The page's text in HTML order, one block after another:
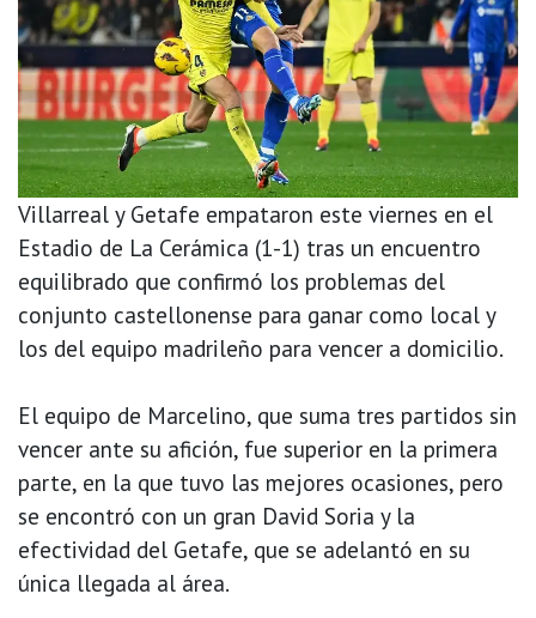
Villarreal y Getafe empataron este viernes en el
Estadio de La Cerámica (1-1) tras un encuentro
equilibrado que confirmó los problemas del
conjunto castellonense para ganar como local y
los del equipo madrileño para vencer a domicilio.
El equipo de Marcelino, que suma tres partidos sin
vencer ante su afición, fue superior en la primera
parte, en la que tuvo las mejores ocasiones, pero
se encontró con un gran David Soria y la
efectividad del Getafe, que se adelantó en su
única llegada al área.